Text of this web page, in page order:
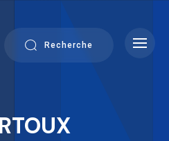
Recherche